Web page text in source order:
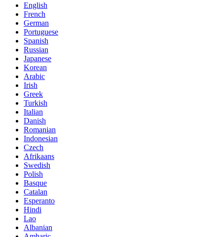
English
French
German
Portuguese
Spanish
Russian
Japanese
Korean
Arabic
Irish
Greek
Turkish
Italian
Danish
Romanian
Indonesian
Czech
Afrikaans
Swedish
Polish
Basque
Catalan
Esperanto
Hindi
Lao
Albanian